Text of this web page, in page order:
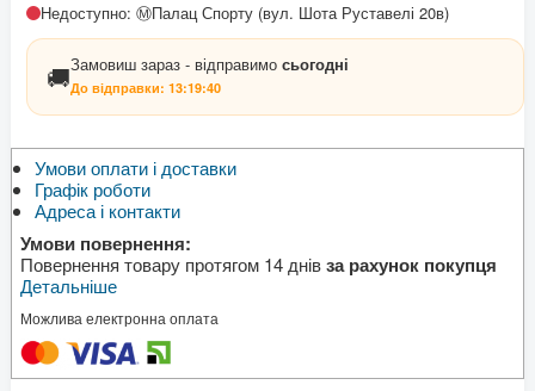
Недоступно: Ⓜ️Палац Спорту (вул. Шота Руставелі 20в)
🚚Замовиш зараз - відправимо сьогодні
До відправки: 13:19:40
Умови оплати і доставки
Графік роботи
Адреса і контакти
Умови повернення:
Повернення товару протягом 14 днівза рахунок покупця
Детальніше
Можлива електронна оплата